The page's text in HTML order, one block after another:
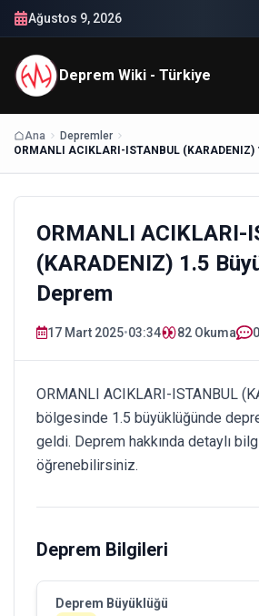
Ağustos 9, 2026
Deprem Wiki - Türkiye
Ana
Depremler
ORMANLI ACIKLARI-
(KARADENIZ) 1.5
Deprem
17 Mart 2025•03:34 82 Okuma
ORMANLI ACIKLARI-ISTANBUL
bölgesinde 1.5 büyüklüğünde
geldi. Deprem hakkında detaylı
öğrenebilirsiniz.
Deprem Bilgileri
Deprem Büyüklüğü